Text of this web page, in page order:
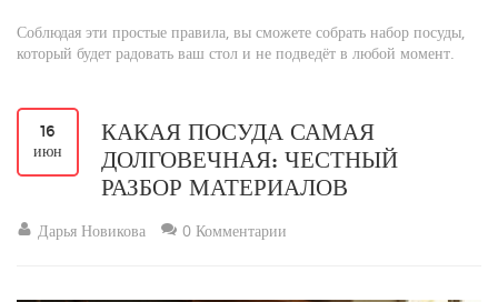
Соблюдая эти простые правила, вы сможете собрать набор посуды,
который будет радовать ваш стол и не подведёт в любой момент.
16
июн
КАКАЯ ПОСУДА САМАЯ
ДОЛГОВЕЧНАЯ: ЧЕСТНЫЙ
РАЗБОР МАТЕРИАЛОВ
Дарья Новикова 0 Комментарии